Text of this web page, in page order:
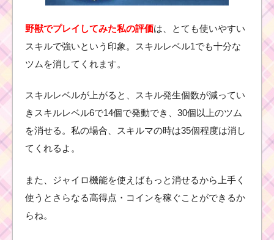
ぺ
赤
するミッションを攻略
ツムツム！キュートエ
ルサの使い方とスキル
動画｜消去系と凍らせ
る系の2段階
ツムツムキャラクタ
ー！白うさぎの基礎情
報とスキル画像･高得点
野獣でプレイしてみた私の評価は、とても使いやすい
スキルで強いという印象。スキルレベル1でも十分な
ツムを消してくれます。
スキルレベルが上がると、スキル発生個数が減ってい
きスキルレベル6で14個で発動でき、30個以上のツム
を消せる。私の場合、スキルマの時は35個程度は消し
てくれるよ。
また、ジャイロ機能を使えばもっと消せるから上手く
使うとさらなる高得点・コインを稼ぐことができるか
らね。